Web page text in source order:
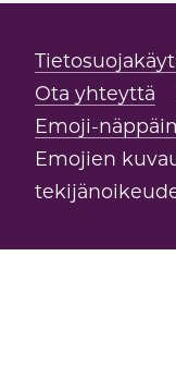
Ota yhteyttä
Emoji-
Emojien